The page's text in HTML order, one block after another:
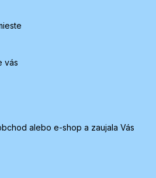
vás
alebo e-shop a zaujala Vás